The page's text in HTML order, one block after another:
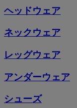
ヘッドウェア
ネックウェア
レッグウェア
アンダーウェア
シューズ